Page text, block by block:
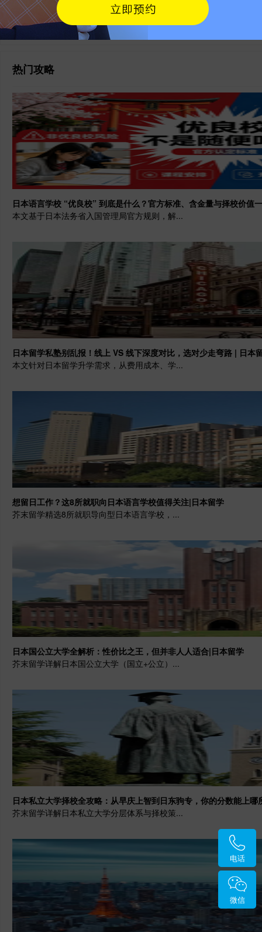
还有更多的问题？芥末留学问答社区
热门攻略
日本语言学校 “优良校” 到底是什么？官方标准、含金量与择校价值
本文基于日本法务省入国管理局官方规则，解...
日本留学私塾别乱报！线上 VS 线下深度对比，选对少走弯路 | 日本
本文针对日本留学升学需求，从费用成本、学...
想留日工作？这8所就职向日本语言学校值得关注|日本留学
芥末留学精选8所就职导向型日本语言学校，...
日本国公立大学全解析：性价比之王，但并非人人适合|日本留学
芥末留学详解日本国公立大学（国立+公立）...
日本私立大学择校全攻略：从早庆上智到日东驹专，你的分数能上哪
芥末留学详解日本私立大学分层体系与择校策...
电话
微信